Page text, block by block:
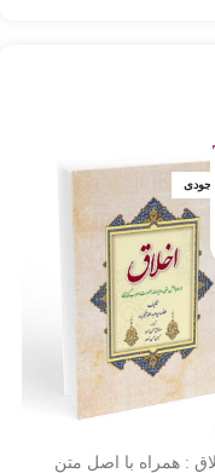
: همراه با اصل متن